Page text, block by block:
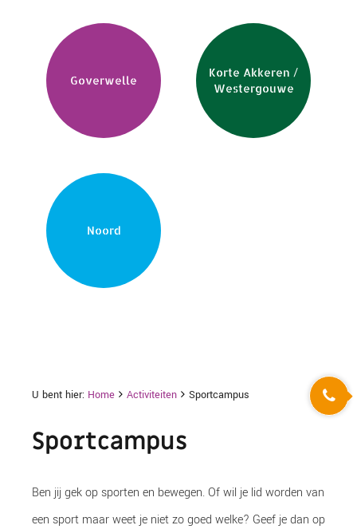
Goverwelle
Korte Akkeren /
Westergouwe
Noord
U bent hier: Home Activiteiten Sportcampus
Sportcampus
Ben jij gek op sporten en bewegen. Of wil je lid worden van
een sport maar weet je niet zo goed welke? Geef je dan op